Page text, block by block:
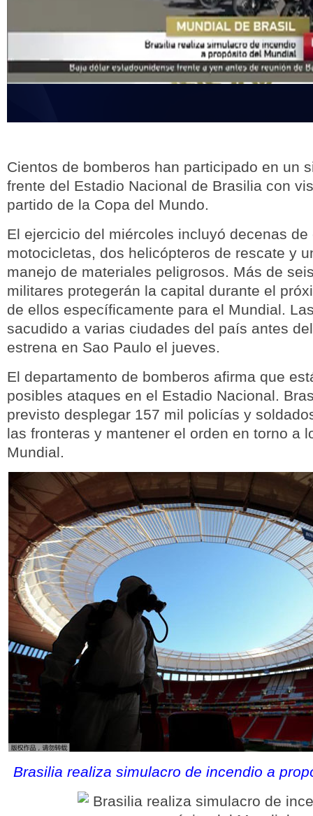
Cientos de bomberos han participado en un
frente del Estadio Nacional de Brasilia con
partido de la Copa del Mundo.
El ejercicio del miércoles incluyó decenas de
motocicletas, dos helicópteros de rescate y
manejo de materiales peligrosos. Más de
militares protegerán la capital durante el
de ellos específicamente para el Mundial.
sacudido a varias ciudades del país antes
estrena en Sao Paulo el jueves.
El departamento de bomberos afirma que
posibles ataques en el Estadio Nacional.
previsto desplegar 157 mil policías y
las fronteras y mantener el orden en torno a
Mundial.
Brasilia realiza simulacro de incendio a